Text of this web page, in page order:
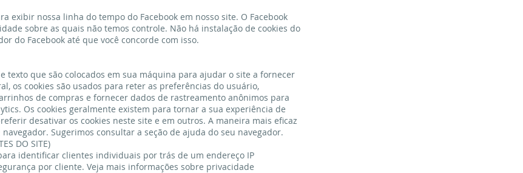
exibir nossa linha do tempo do Facebook em nosso site. O Facebook
sobre as quais não temos controle. Não há instalação de cookies do
do Facebook até que você concorde com isso.
texto que são colocados em sua máquina para ajudar o site a fornecer
os cookies são usados ​​para reter as preferências do usuário,
de compras e fornecer dados de rastreamento anônimos para
Os cookies geralmente existem para tornar a sua experiência de
desativar os cookies neste site e em outros. A maneira mais eficaz
Sugerimos consultar a seção de ajuda do seu navegador.
DO SITE)
identificar clientes individuais por trás de um endereço IP
por cliente. Veja mais informações sobre privacidade